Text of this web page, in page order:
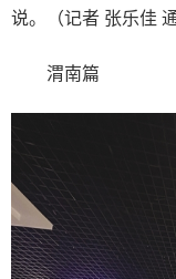
说。（记者 张乐佳
渭南篇